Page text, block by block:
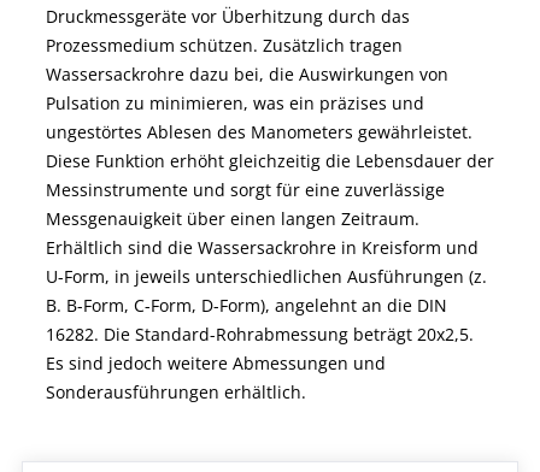
Druckmessgeräte vor Überhitzung durch das
Prozessmedium schützen. Zusätzlich tragen
Wassersackrohre dazu bei, die Auswirkungen von
Pulsation zu minimieren, was ein präzises und
ungestörtes Ablesen des Manometers gewährleistet.
Diese Funktion erhöht gleichzeitig die Lebensdauer der
Messinstrumente und sorgt für eine zuverlässige
Messgenauigkeit über einen langen Zeitraum.
Erhältlich sind die Wassersackrohre in Kreisform und
U-Form, in jeweils unterschiedlichen Ausführungen (z.
B. B-Form, C-Form, D-Form), angelehnt an die DIN
16282. Die Standard-Rohrabmessung beträgt 20x2,5.
Es sind jedoch weitere Abmessungen und
Sonderausführungen erhältlich.